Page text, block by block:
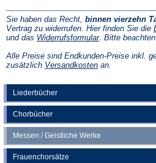
Liederbücher
Chorbücher
Messen / Geistliche Werke
Frauenchorsätze
Sie haben das Recht, binnen vierzehn
Vertrag zu widerrufen. Hier finden Sie die
und das Widerrufsformular(Öffnet
einem
neuen
. Bitte
Alle Preise sind Endkunden-Preise inkl.
zusätzlich Versandkosten(Öffnet
an.